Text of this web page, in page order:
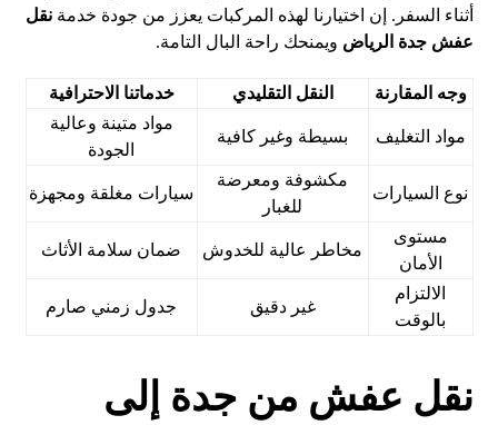
أثناء السفر. إن اختيارنا لهذه المركبات يعزز من جودة خدمةنقل
عفش جدة الرياض ويمنحك راحة البال التامة.
وجه المقارنة النقل التقليدي خدماتنا الاحترافية
مواد التغليف بسيطة وغير كافية
مواد متينة وعالية
الجودة
نوع السيارات
مكشوفة ومعرضة
للغبار
سيارات مغلقة ومجهزة
مستوى
الأمان
مخاطر عالية للخدوش ضمان سلامة الأثاث
الالتزام
بالوقت
غير دقيق جدول زمني صارم
نقل عفش من جدة إلى